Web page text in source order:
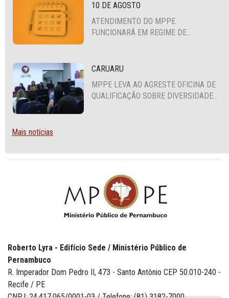
10 DE AGOSTO
ATENDIMENTO DO MPPE
FUNCIONARÁ EM REGIME DE
CARUARU
MPPE LEVA AO AGRESTE OFICINA DE
QUALIFICAÇÃO SOBRE DIVERSIDADE
Mais notícias
Roberto Lyra - Edifício Sede / Ministério Público de
Pernambuco
R. Imperador Dom Pedro II, 473 - Santo Antônio CEP 50.010-240 -
Recife / PE